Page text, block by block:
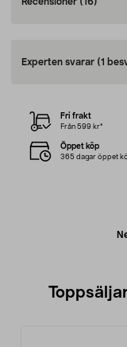
Experten svarar (1
Fri frakt
Från 599 kr*
Öppet köp
365 dagar öppet